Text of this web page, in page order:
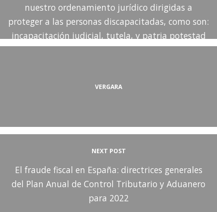
nuestro ordenamiento jurídico dirigidas a
proteger a las personas discapacitadas, como son:
incapacitación judicial, tutela, y patria potestad
VERGARA
NEXT POST
El fraude fiscal en España: directrices generales
del Plan Anual de Control Tributario y Aduanero
para 2022